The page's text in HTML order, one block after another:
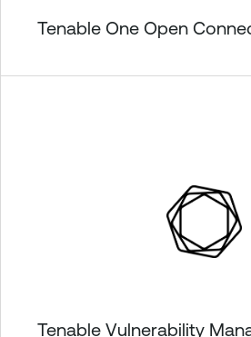
Tenable One Open
Tenable Vulnerability